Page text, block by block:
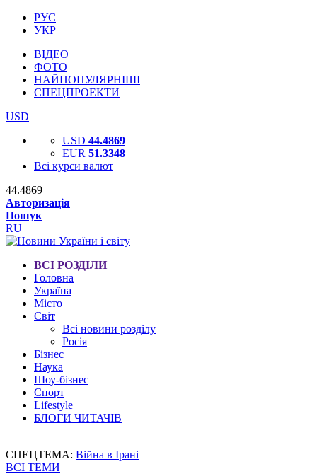
РУС
УКР
ВІДЕО
ФОТО
НАЙПОПУЛЯРНІШІ
СПЕЦПРОЕКТИ
USD
USD 44.4869
EUR 51.3348
Всі курси валют
44.4869
Авторизація
Пошук
RU
ВСІ РОЗДІЛИ
Головна
Україна
Місто
Світ
Всі новини розділу
Росія
Бізнес
Наука
Шоу-бізнес
Спорт
Lifestyle
БЛОГИ ЧИТАЧІВ
СПЕЦТЕМА: Війна в Ірані
ВСІ ТЕМИ